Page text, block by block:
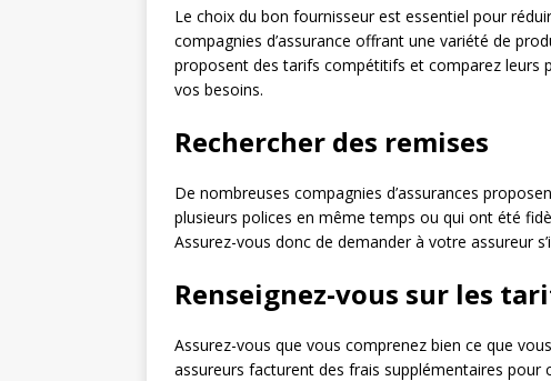
Le choix du bon fournisseur est essentiel pour
compagnies d’assurance offrant une variété de
proposent des tarifs compétitifs et comparez leurs
vos besoins.
Rechercher des remises
De nombreuses compagnies d’assurances
plusieurs polices en même temps ou qui ont été
Assurez-vous donc de demander à votre assureur
Renseignez-vous sur les
Assurez-vous que vous comprenez bien ce que
assureurs facturent des frais supplémentaires